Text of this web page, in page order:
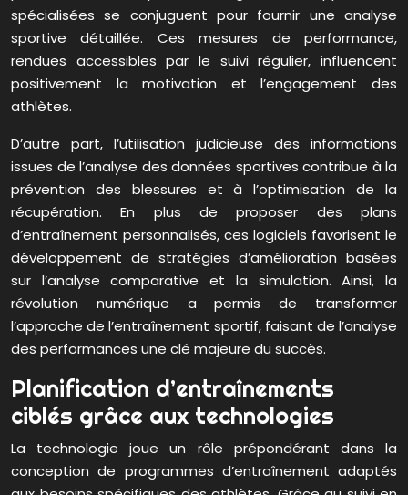
spécialisées se conjuguent pour fournir une analyse
sportive détaillée. Ces mesures de performance,
rendues accessibles par le suivi régulier, influencent
positivement la motivation et l’engagement des
athlètes.
D’autre part, l’utilisation judicieuse des informations
issues de l’analyse des données sportives contribue à la
prévention des blessures et à l’optimisation de la
récupération. En plus de proposer des plans
d’entraînement personnalisés, ces logiciels favorisent le
développement de stratégies d’amélioration basées
sur l’analyse comparative et la simulation. Ainsi, la
révolution numérique a permis de transformer
l’approche de l’entraînement sportif, faisant de l’analyse
des performances une clé majeure du succès.
Planification d’entraînements
ciblés grâce aux technologies
La technologie joue un rôle prépondérant dans la
conception de programmes d’entraînement adaptés